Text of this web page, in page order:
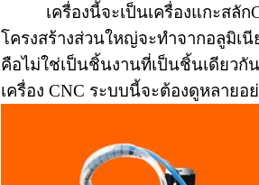
เครื่องนี้จะเป็นเครื่องแกะสลั
โครงสร้างส่วนใหญ่จะทำจากอลูมิเ
คือไม่ใช่เป็นชิ้นงานที่เป็นชิ้นเดียวกั
เครื่อง CNC ระบบนี้จะต้องดูหลายอ